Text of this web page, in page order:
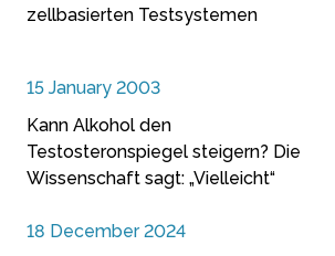
zellbasierten Testsystemen
15 January 2003
Kann Alkohol den
Testosteronspiegel steigern? Die
Wissenschaft sagt: „Vielleicht“
18 December 2024